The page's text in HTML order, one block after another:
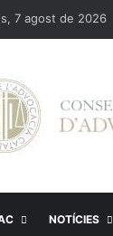
7 agost de 2026
NOTÍCIES